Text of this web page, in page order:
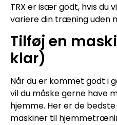
TRX er især godt, hvis
variere din træning uden
Tilføj en
klar)
Når du er kommet godt i
vil du måske gerne have
hjemme. Her er de
maskiner til